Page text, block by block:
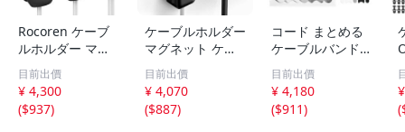
Rocoren ケーブ
ルホルダー マグ
ネット式 6個セッ
ト ケーブルクリ
ップ 配線止め 配
線整理 ケーブル
目前出價
¥ 4,300
($937)
ケーブルホルダー
マグネット ケー
ブルクリップ
【超薄型・様々な
配線対応・片手で
楽々】 コードホ
目前出價
¥ 4,070
($887)
コード まとめる
ケーブルバンド
結束バンド 【自
由に調整・繰り返
し使用可能】 マ
ジックテープ バ
目前出價
¥ 4,180
($911)
(